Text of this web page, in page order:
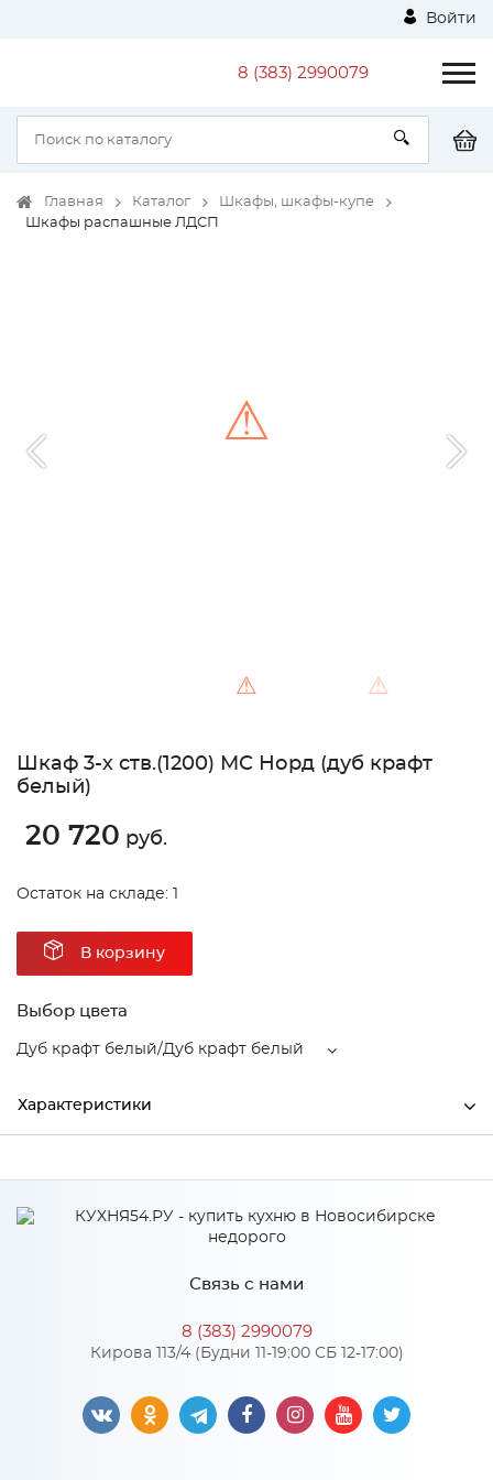
Войти
8 (383) 2990079
Главная Каталог
Шкафы, шкафы-купе
Шкафы распашные ЛДСП
⚠ ⚠
⚠
Шкаф 3-х ств.(1200) МС Норд (дуб крафт
белый)
20 720 руб.
Остаток на складе: 1
В корзину
Выбор цвета
Дуб крафт белый/Дуб крафт белый
Характеристики
Дуб крафт белый/Дуб
крафт белый
Связь с нами
8 (383) 2990079
Кирова 113/4 (Будни 11-19:00 СБ 12-17:00)